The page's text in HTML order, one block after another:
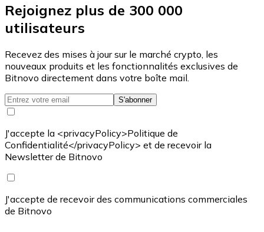
Rejoignez plus de 300 000
utilisateurs
Recevez des mises à jour sur le marché crypto, les
nouveaux produits et les fonctionnalités exclusives de
Bitnovo directement dans votre boîte mail.
S'abonner
J'accepte la <privacyPolicy>Politique de
Confidentialité</privacyPolicy> et de recevoir la
Newsletter de Bitnovo
J'accepte de recevoir des communications commerciales
de Bitnovo